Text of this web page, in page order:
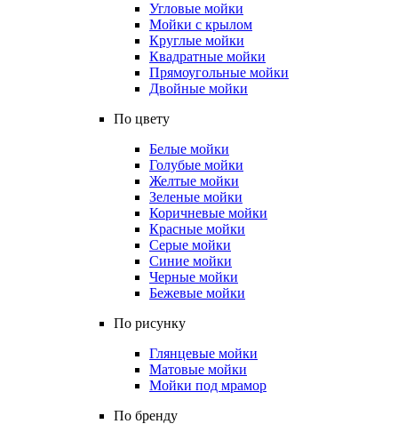
Угловые мойки
Мойки с крылом
Круглые мойки
Квадратные мойки
Прямоугольные мойки
Двойные мойки
По цвету
Белые мойки
Голубые мойки
Желтые мойки
Зеленые мойки
Коричневые мойки
Красные мойки
Серые мойки
Синие мойки
Черные мойки
Бежевые мойки
По рисунку
Глянцевые мойки
Матовые мойки
Мойки под мрамор
По бренду